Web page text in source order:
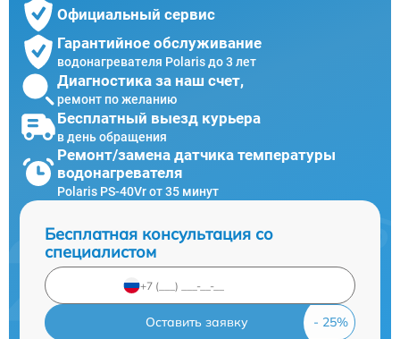
Официальный сервис
Гарантийное обслуживание
водонагревателя Polaris до 3 лет
Диагностика за наш счет,
ремонт по желанию
Бесплатный выезд курьера
в день обращения
Ремонт/замена датчика температуры
водонагревателя
Polaris PS-40Vr от 35 минут
Бесплатная консультация со
специалистом
Оставить заявку